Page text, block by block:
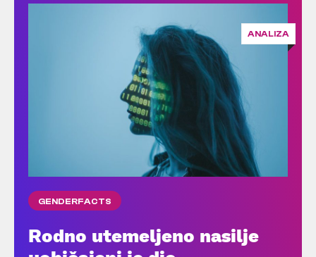
ANALIZA
GENDERFACTS
Rodno utemeljeno nasilje